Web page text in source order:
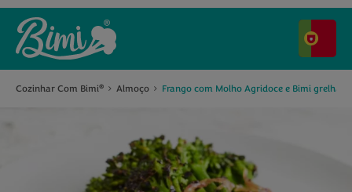
Cozinhar Com Bimi® Almoço Frango com Molho Agridoce e Bimi grelhado